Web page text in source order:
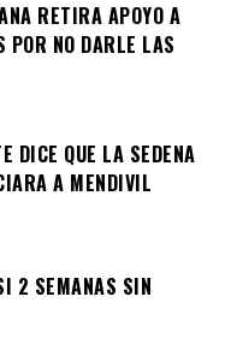
RETIRA APOYO A
POR NO DARLE LAS
DICE QUE LA SEDENA
A MENDIVIL
2 SEMANAS SIN